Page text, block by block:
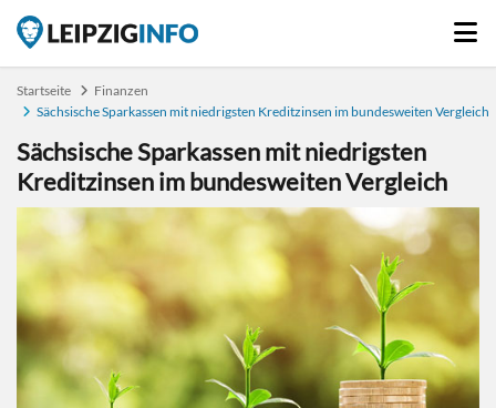
Startseite
Finanzen
Sächsische Sparkassen mit niedrigsten Kreditzinsen im bundesweiten Vergleich
Sächsische Sparkassen mit niedrigsten
Kreditzinsen im bundesweiten Vergleich